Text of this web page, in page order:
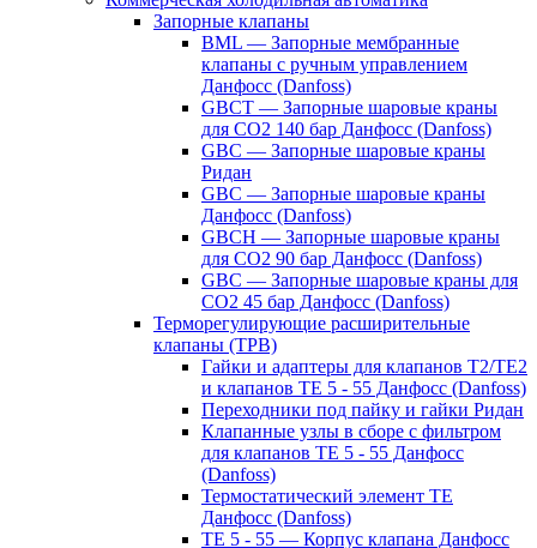
Запорные клапаны
BML — Запорные мембранные
клапаны с ручным управлением
Данфосс (Danfoss)
GBCT — Запорные шаровые краны
для CO2 140 бар Данфосс (Danfoss)
GBC — Запорные шаровые краны
Ридан
GBC — Запорные шаровые краны
Данфосс (Danfoss)
GBCH — Запорные шаровые краны
для CO2 90 бар Данфосс (Danfoss)
GBC — Запорные шаровые краны для
CO2 45 бар Данфосс (Danfoss)
Терморегулирующие расширительные
клапаны (ТРВ)
Гайки и адаптеры для клапанов T2/TE2
и клапанов TE 5 - 55 Данфосс (Danfoss)
Переходники под пайку и гайки Ридан
Клапанные узлы в сборе с фильтром
для клапанов TE 5 - 55 Данфосс
(Danfoss)
Термостатический элемент TE
Данфосс (Danfoss)
TE 5 - 55 — Корпус клапана Данфосс